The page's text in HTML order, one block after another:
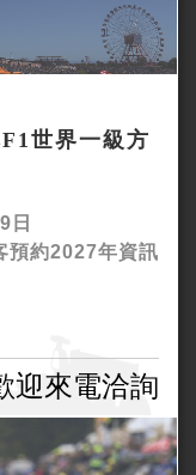
世界一級方
日
預約2027年資訊
迎來電洽詢